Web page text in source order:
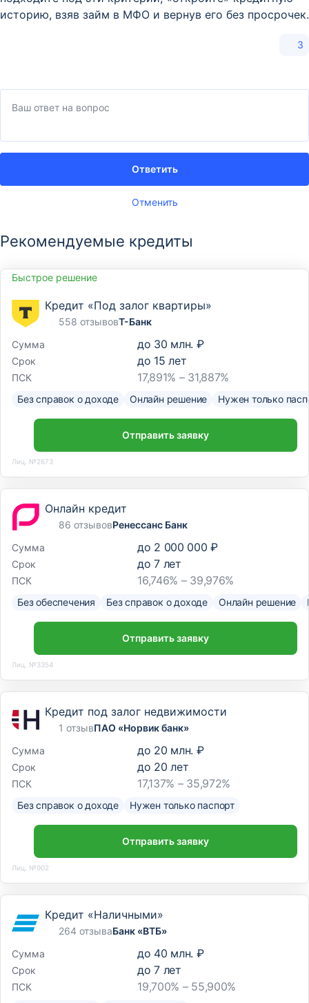
историю, взяв займ в МФО и вернув его без просрочек.
3
Отменить
Ответить
Рекомендуемые кредиты
Быстрое решение
Кредит «Под залог квартиры»
558 отзывовТ-Банк
Сумма
до 30 млн. ₽
Срок до 15 лет
ПСК 17,891% – 31,887%
Без справок о доходе Онлайн решение Нужен только
Отправить заявку
Лиц. №2673
Онлайн кредит
86 отзывовРенессанс Банк
Сумма
до 2 000 000 ₽
Срок до7лет
ПСК 16,746% – 39,976%
Без обеспечения Без справок о доходе Онлайн решение
Отправить заявку
Лиц. №3354
Кредит под залог недвижимости
1 отзывПАО «Норвик банк»
Сумма
до 20 млн. ₽
Срок до 20 лет
ПСК 17,137% – 35,972%
Без справок о доходе Нужен только паспорт
Отправить заявку
Лиц. №902
Кредит «Наличными»
264 отзываБанк «ВТБ»
Сумма
до 40 млн. ₽
Срок до7лет
ПСК 19,700% – 55,900%